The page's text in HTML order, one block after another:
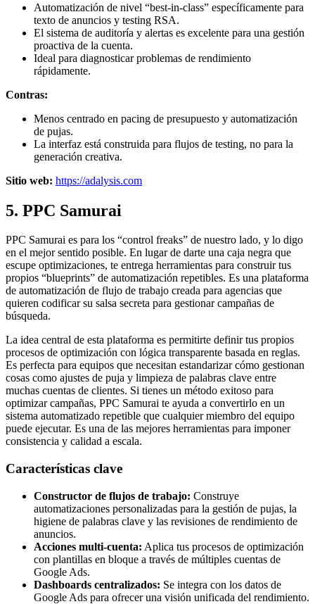
Automatización de nivel “best-in-class” específicamente para
texto de anuncios y testing RSA.
El sistema de auditoría y alertas es excelente para una gestión
proactiva de la cuenta.
Ideal para diagnosticar problemas de rendimiento
rápidamente.
Contras:
Menos centrado en pacing de presupuesto y automatización
de pujas.
La interfaz está construida para flujos de testing, no para la
generación creativa.
Sitio web: https://adalysis.com
5. PPC Samurai
PPC Samurai es para los “control freaks” de nuestro lado, y lo digo
en el mejor sentido posible. En lugar de darte una caja negra que
escupe optimizaciones, te entrega herramientas para construir tus
propios “blueprints” de automatización repetibles. Es una plataforma
de automatización de flujo de trabajo creada para agencias que
quieren codificar su salsa secreta para gestionar campañas de
búsqueda.
La idea central de esta plataforma es permitirte definir tus propios
procesos de optimización con lógica transparente basada en reglas.
Es perfecta para equipos que necesitan estandarizar cómo gestionan
cosas como ajustes de puja y limpieza de palabras clave entre
muchas cuentas de clientes. Si tienes un método exitoso para
optimizar campañas, PPC Samurai te ayuda a convertirlo en un
sistema automatizado repetible que cualquier miembro del equipo
puede ejecutar. Es una de las mejores herramientas para imponer
consistencia y calidad a escala.
Características clave
Constructor de flujos de trabajo: Construye
automatizaciones personalizadas para la gestión de pujas, la
higiene de palabras clave y las revisiones de rendimiento de
anuncios.
Acciones multi-cuenta: Aplica tus procesos de optimización
con plantillas en bloque a través de múltiples cuentas de
Google Ads.
Dashboards centralizados: Se integra con los datos de
Google Ads para ofrecer una visión unificada del rendimiento.